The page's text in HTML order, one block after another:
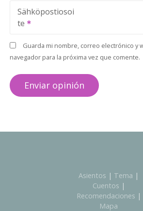
Sähköpostiosoi
te
Guarda mi nombre, correo electrónico y
navegador para la próxima vez que comente.
Asientos | Tema |
Cuentos |
Recomendaciones |
Mapa